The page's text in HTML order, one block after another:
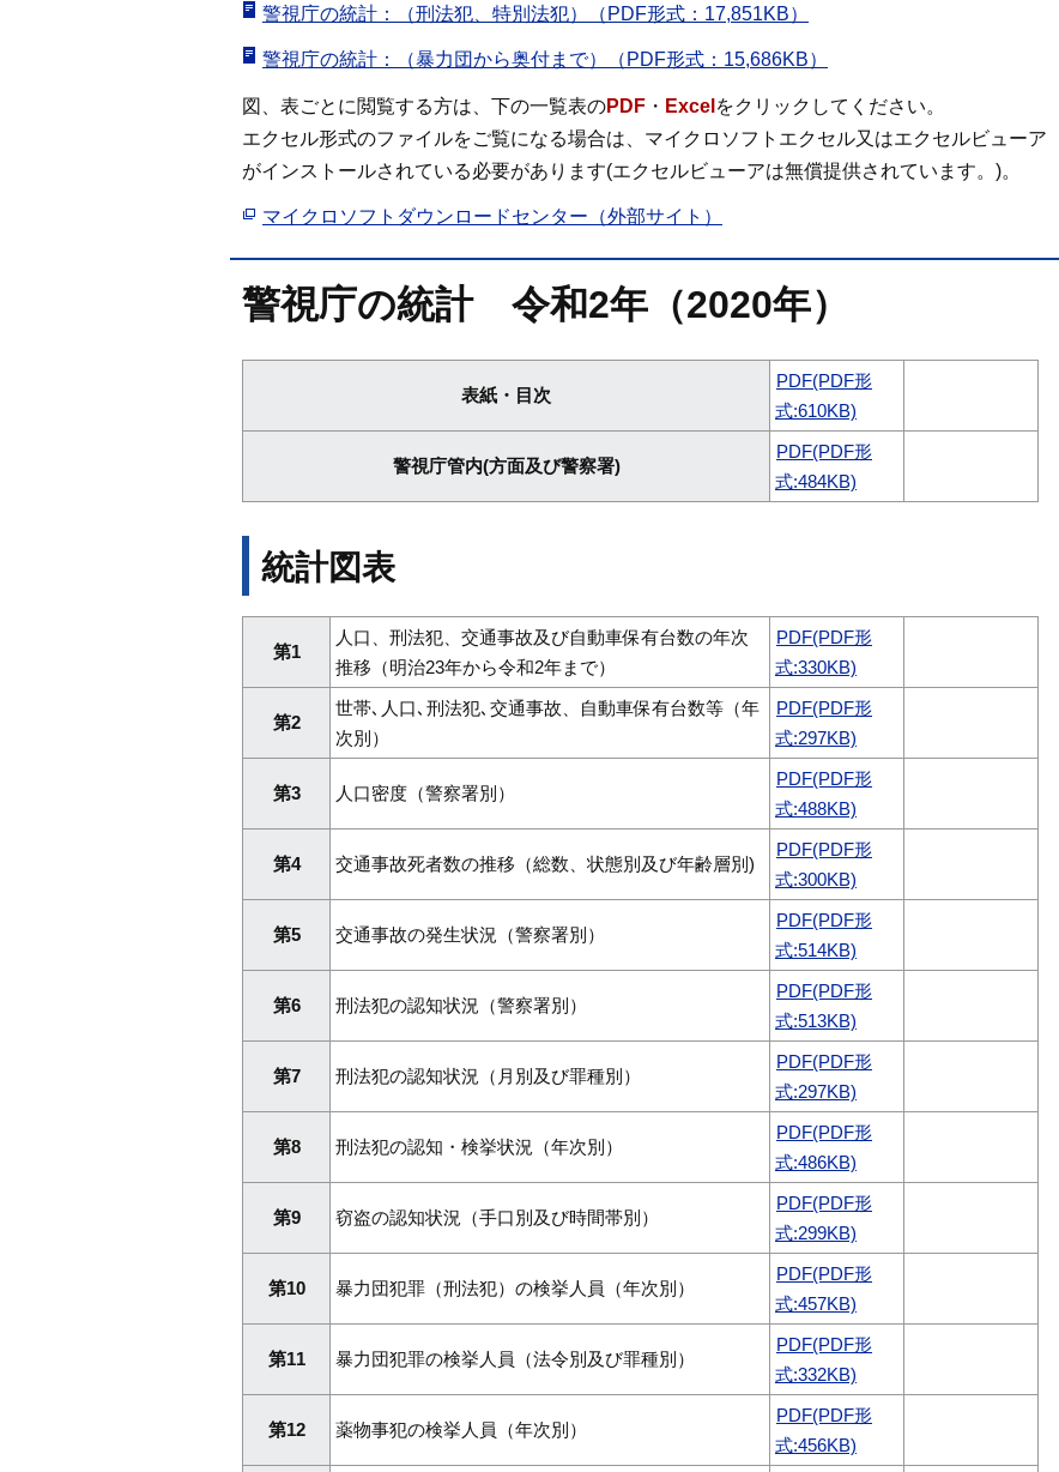
警視庁の統計：（刑法犯、特別法犯）（PDF形式：17,851KB）
警視庁の統計：（暴力団から奥付まで）（PDF形式：15,686KB）
図、表ごとに閲覧する方は、下の一覧表のPDF ・ Excel をクリックしてください。
エクセル形式のファイルをご覧になる場合は、マイクロソフトエクセル又はエクセルビューア
がインストールされている必要があります(エクセルビューアは無償提供されています。)。
マイクロソフトダウンロードセンター（外部サイト）
警視庁の統計 令和2年（2020年）
表紙・目次
PDF(PDF形
式:610KB)
警視庁管内(方面及び警察署)
PDF(PDF形
式:484KB)
統計図表
第1
人口、刑法犯、交通事故及び自動車保有台数の年次
推移（明治23年から令和2年まで）
PDF(PDF形
式:330KB)
第2
世帯､人口､刑法犯､交通事故、自動車保有台数等（年
次別）
PDF(PDF形
式:297KB)
第3 人口密度（警察署別）
PDF(PDF形
式:488KB)
第4 交通事故死者数の推移（総数、状態別及び年齢層別)
PDF(PDF形
式:300KB)
第5 交通事故の発生状況（警察署別）
PDF(PDF形
式:514KB)
第6 刑法犯の認知状況（警察署別）
PDF(PDF形
式:513KB)
第7 刑法犯の認知状況（月別及び罪種別）
PDF(PDF形
式:297KB)
第8 刑法犯の認知・検挙状況（年次別）
PDF(PDF形
式:486KB)
第9 窃盗の認知状況（手口別及び時間帯別）
PDF(PDF形
式:299KB)
第10 暴力団犯罪（刑法犯）の検挙人員（年次別）
PDF(PDF形
式:457KB)
第11 暴力団犯罪の検挙人員（法令別及び罪種別）
PDF(PDF形
式:332KB)
第12 薬物事犯の検挙人員（年次別）
PDF(PDF形
式:456KB)